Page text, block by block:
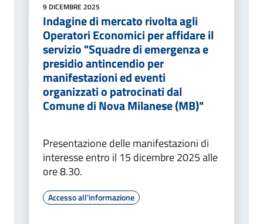
9 DICEMBRE 2025
Indagine di mercato rivolta agli
Operatori Economici per affidare il
servizio "Squadre di emergenza e
presidio antincendio per
manifestazioni ed eventi
organizzati o patrocinati dal
Comune di Nova Milanese (MB)"
Presentazione delle manifestazioni di
interesse entro il 15 dicembre 2025 alle
ore 8.30.
Accesso all'informazione